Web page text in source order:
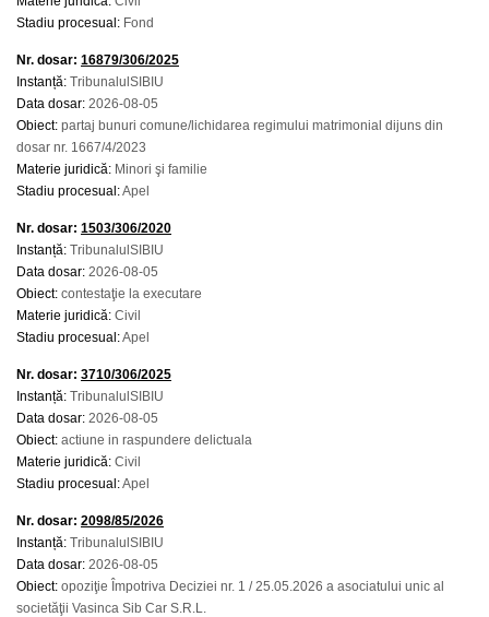
Stadiu procesual: Fond
Nr. dosar: 16879/306/2025
Instanță: TribunalulSIBIU
Data dosar: 2026-08-05
Obiect: partaj bunuri comune/lichidarea regimului matrimonial dijuns din
dosar nr. 1667/4/2023
Materie juridică: Minori şi familie
Stadiu procesual:Apel
Nr. dosar: 1503/306/2020
Instanță: TribunalulSIBIU
Data dosar: 2026-08-05
Obiect: contestaţie la executare
Materie juridică: Civil
Stadiu procesual:Apel
Nr. dosar: 3710/306/2025
Instanță: TribunalulSIBIU
Data dosar: 2026-08-05
Obiect: actiune in raspundere delictuala
Materie juridică: Civil
Stadiu procesual:Apel
Nr. dosar: 2098/85/2026
Instanță: TribunalulSIBIU
Data dosar: 2026-08-05
Obiect: opoziţie Împotriva Deciziei nr. 1 / 25.05.2026 a asociatului unic al
societăţii Vasinca Sib Car S.R.L.